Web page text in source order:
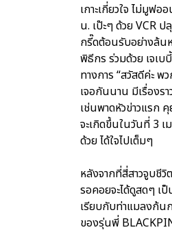
เกาะเกี่ยวใจ ไม่มูฟ
น. เป๊ะๆ ด้วย VCR
กรี๊ดต้อนรับอย่างล้น
พิธีกร ร่วมด้วย เจเ
ทางการ “สวัสดีค่ะ พ
เจอกันนาน มีเรื่องร
เช่นพาดหัวข่าวแรก
จะเกิดขึ้นในวันที่ 3
ด้วย ได้ใจไปเต็มๆ
หลังจากที่สี่สาวจูบชี
รอคอยจะได้ดูสดๆ เ
เรียบกับท่าแมลงก้น
ของรุ่นพี่